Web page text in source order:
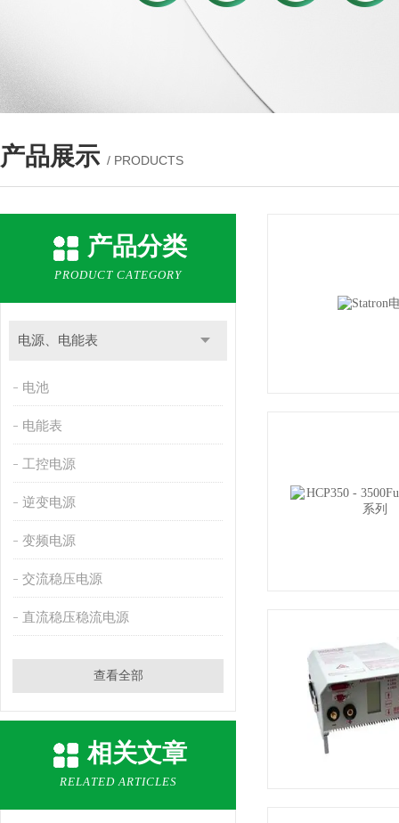
产品展示 / PRODUCTS
产品分类
PRODUCT CATEGORY
电源、电能表
电池
电能表
工控电源
逆变电源
变频电源
交流稳压电源
直流稳压稳流电源
查看全部
相关文章
RELATED ARTICLES